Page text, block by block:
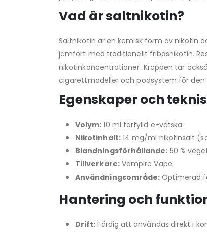
Vad är saltnikotin?
Saltnikotin är en kemisk form av nikotin
jämfört med traditionellt fribasnikotin.
nikotinkoncentrationer. Kroppen tar
cigarettmodeller och podsystem för den
Egenskaper och
Volym: 10 ml förfylld e-vätska.
Nikotinhalt:14 mg/ml nikotinsalt
Blandningsförhållande: 50 %
Tillverkare:Vampire Vape.
Användningsområde: Optimerad
Hantering och
Drift: Färdig att användas direkt i